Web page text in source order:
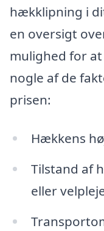
hækklipning i
en oversigt
mulighed for
nogle af de
prisen:
Hækkens
Tilstand af
eller